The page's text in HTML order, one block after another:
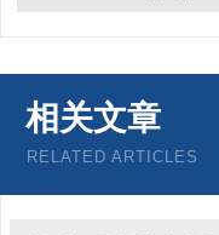
相关文章
RELATED ARTICLES